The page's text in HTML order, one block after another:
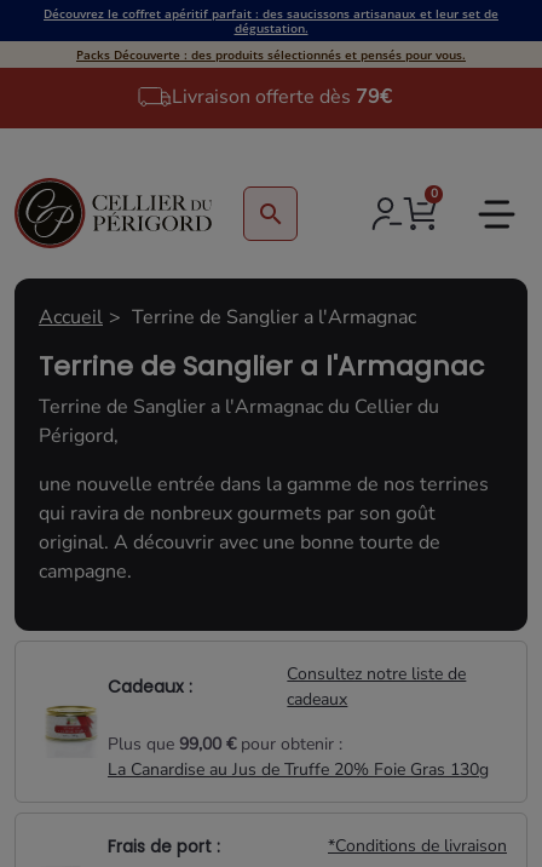
Découvrez le coffret apéritif parfait : des saucissons artisanaux et leur set de
dégustation.
Packs Découverte : des produits sélectionnés et pensés pour vous.
Livraison offerte dès 79€
search
0
Accueil Terrine de Sanglier a l'Armagnac
Terrine de Sanglier a l'Armagnac
Terrine de Sanglier a l'Armagnac du Cellier du
Périgord,
une nouvelle entrée dans la gamme de nos terrines
qui ravira de nonbreux gourmets par son goût
original. A découvrir avec une bonne tourte de
campagne.
Cadeaux :
Consultez notre liste de
cadeaux
Plus que 99,00 €pour obtenir :
La Canardise au Jus de Truffe 20% Foie Gras 130g
Frais de port :
*Conditions de livraison